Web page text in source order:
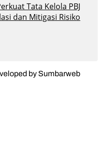
Tata Kelola PBJ
dan Mitigasi Risiko
by Sumbarweb